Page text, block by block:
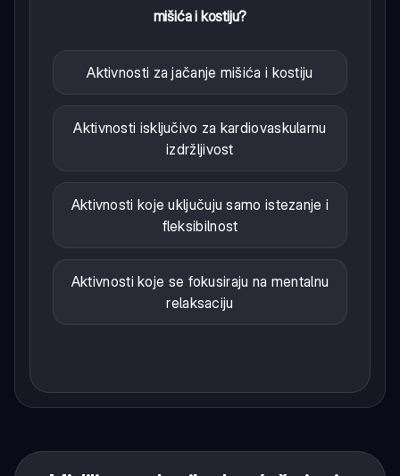
mišića i kostiju?
Aktivnosti za jačanje mišića i kostiju
Aktivnosti isključivo za kardiovaskularnu
izdržljivost
Aktivnosti koje uključuju samo istezanje i
fleksibilnost
Aktivnosti koje se fokusiraju na mentalnu
relaksaciju